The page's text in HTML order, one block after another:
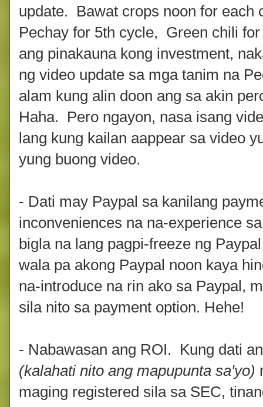
update. Bawat crops noon for
Pechay for 5th cycle, Green chili
ang pinakauna kong investment,
ng video update sa mga tanim na
alam kung alin doon ang sa akin
Haha. Pero ngayon, nasa isang
lang kung kailan aappear sa video
yung buong video.
- Dati may Paypal sa kanilang
inconveniences na na-experience
bigla na lang pagpi-freeze ng
wala pa akong Paypal noon kaya
na-introduce na rin ako sa Paypal,
sila nito sa payment option. Hehe!
- Nabawasan ang ROI. Kung dati
(kalahati nito ang mapupunta sa'yo)
maging registered sila sa SEC,